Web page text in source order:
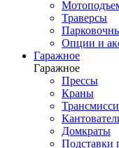
Траверсы
Опции и
Гаражное
Гаражное
Прессы
Краны
Домкраты
Подставки